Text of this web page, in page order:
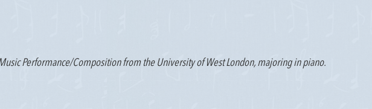
Performance/Composition from the University of West London, majoring in piano.